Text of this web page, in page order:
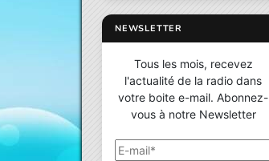
NEWSLETTER
Tous les mois, recevez
l'actualité de la radio dans
votre boite e-mail. Abonnez-
vous à notre Newsletter